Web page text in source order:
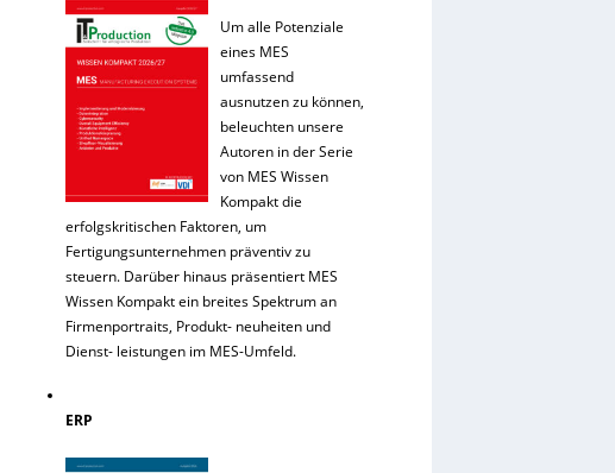
Um alle Potenziale
eines MES
umfassend
ausnutzen zu können,
beleuchten unsere
Autoren in der Serie
von MES Wissen
Kompakt die
erfolgskritischen Faktoren, um
Fertigungsunternehmen präventiv zu
steuern. Darüber hinaus präsentiert MES
Wissen Kompakt ein breites Spektrum an
Firmenportraits, Produkt- neuheiten und
Dienst- leistungen im MES-Umfeld.
ERP